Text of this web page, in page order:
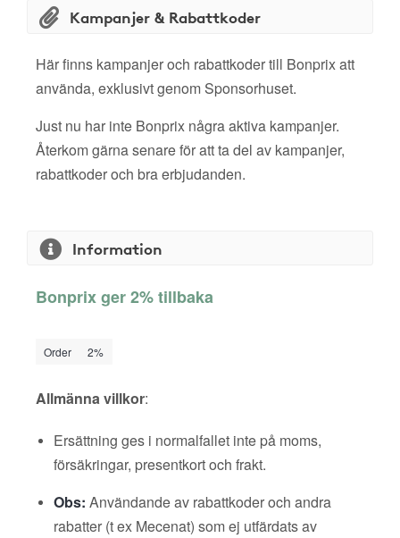
Kampanjer & Rabattkoder
Här finns kampanjer och rabattkoder till Bonprix att
använda, exklusivt genom Sponsorhuset.
Just nu har inte Bonprix några aktiva kampanjer.
Återkom gärna senare för att ta del av kampanjer,
rabattkoder och bra erbjudanden.
Information
Bonprix ger 2% tillbaka
Order 2%
Allmänna villkor:
Ersättning ges i normalfallet inte på moms,
försäkringar, presentkort och frakt.
Obs: Användande av rabattkoder och andra
rabatter (t ex Mecenat) som ej utfärdats av